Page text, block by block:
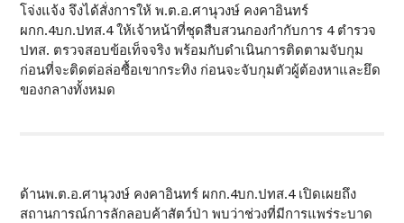
โจ่งแจ้ง จึงได้สั่งการให้ พ.ต.อ.ศานุวงษ์ คงคาอินทร์
ผกก.4บก.ปทส.4 ให้เจ้าหน้าที่ชุดสืบสวนกองกำกับการ 4 ตำรวจ
ปทส. ตรวจสอบข้อเท็จจริง พร้อมกับดำเนินการติดตามจับกุม
ก่อนที่จะติดต่อล่อซื้อเขากระทิง ก่อนจะจับกุมตัวผู้ต้องหาและยึด
ของกลางทั้งหมด
ด้านพ.ต.อ.ศานุวงษ์ คงคาอินทร์ ผกก.4บก.ปทส.4 เปิดเผยถึง
สถานการณ์การลักลอบค้าสัตว์ป่า พบว่าช่วงที่มีการแพร่ระบาด